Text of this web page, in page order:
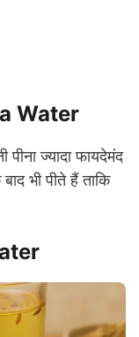
Water
पीना ज्यादा फायदेमंद
भी पीते हैं ताकि